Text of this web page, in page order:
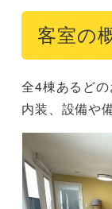
客室の
全4棟あるど
内装、設備や